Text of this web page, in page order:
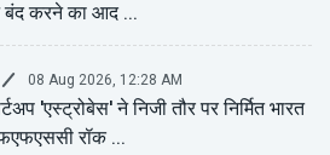
करने का आद ...
08 Aug 2026, 12:28 AM
'एस्ट्रोबेस' ने निजी तौर पर निर्मित भारत
रॉक ...